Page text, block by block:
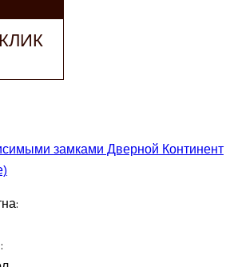
замками Дверной Континент